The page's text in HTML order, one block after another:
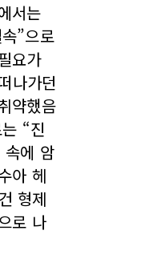
서는
”으로
요가
나가던
약했음
“진
속에 암
아 헤
형제
로 나